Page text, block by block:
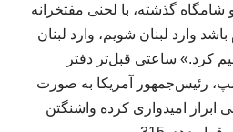
گذشته، با لحنی مفتخرانه
وارد لبنان شویم، وارد لبنان
کرد.» ساعتی قبل‌تر دفتر
رئیس‌جمهور آمریکا به صورت
امیدواری کرده واشنگتن